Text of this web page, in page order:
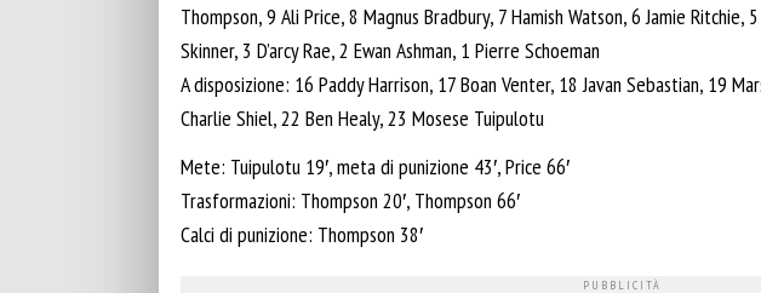
Thompson, 9 Ali Price, 8 Magnus Bradbury, 7 Hamish Watson, 6 Jamie Ritchie,
Skinner, 3 D’arcy Rae, 2 Ewan Ashman, 1 Pierre Schoeman
A disposizione: 16 Paddy Harrison, 17 Boan Venter, 18 Javan Sebastian, 19
Charlie Shiel, 22 Ben Healy, 23 Mosese Tuipulotu
Mete: Tuipulotu 19′, meta di punizione 43′, Price 66′
Trasformazioni: Thompson 20′, Thompson 66′
Calci di punizione: Thompson 38′